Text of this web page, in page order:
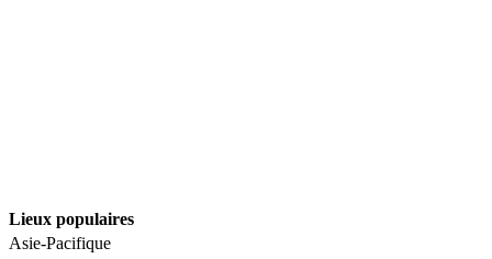
Lieux populaires​​
Asie-Pacifique​​